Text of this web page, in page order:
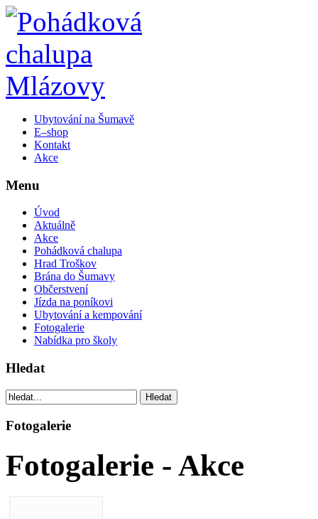
Ubytování na Šumavě
E–shop
Kontakt
Akce
Menu
Úvod
Aktuálně
Akce
Pohádková chalupa
Hrad Troškov
Brána do Šumavy
Občerstvení
Jízda na poníkovi
Ubytování a kempování
Fotogalerie
Nabídka pro školy
Hledat
Fotogalerie
Fotogalerie - Akce